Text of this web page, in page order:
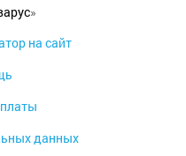
»
на сайт
данных